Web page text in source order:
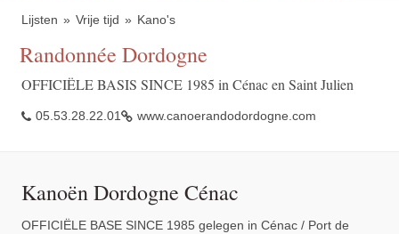
Lijsten Vrije tijd Kano's
Randonnée Dordogne
OFFICIËLE BASIS SINCE 1985 in Cénac en Saint Julien
05.53.28.22.01 www.canoerandodordogne.com
Kanoën Dordogne Cénac
OFFICIËLE BASE SINCE 1985 gelegen in Cénac / Port de